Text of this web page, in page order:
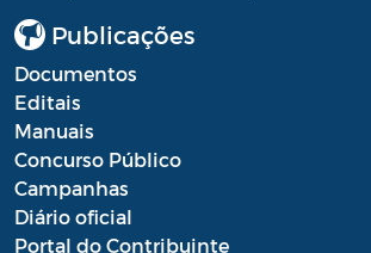
Publicações
Documentos
Editais
Manuais
Concurso Público
Campanhas
Diário oficial
Portal do Contribuinte